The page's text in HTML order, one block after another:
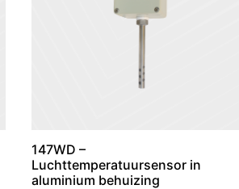
147WD –
Luchttemperatuursensor in
aluminium behuizing